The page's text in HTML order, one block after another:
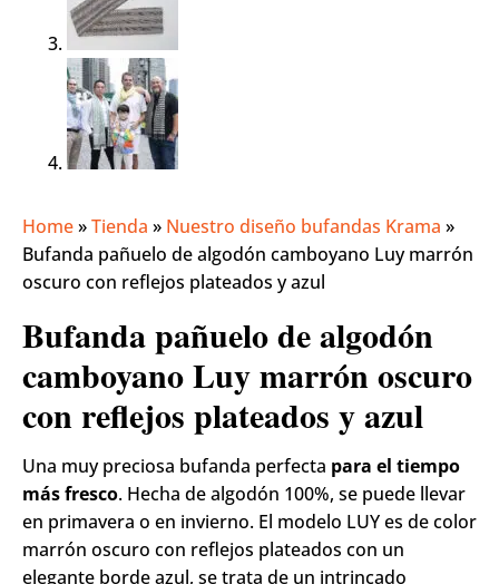
Home»Tienda » Nuestro diseño bufandas Krama »
Bufanda pañuelo de algodón camboyano Luy marrón
oscuro con reflejos plateados y azul
Bufanda pañuelo de algodón
camboyano Luy marrón oscuro
con reflejos plateados y azul
Una muy preciosa bufanda perfecta para el tiempo
más fresco. Hecha de algodón 100%, se puede llevar
en primavera o en invierno. El modelo LUY es de color
marrón oscuro con reflejos plateados con un
elegante borde azul, se trata de un intrincado